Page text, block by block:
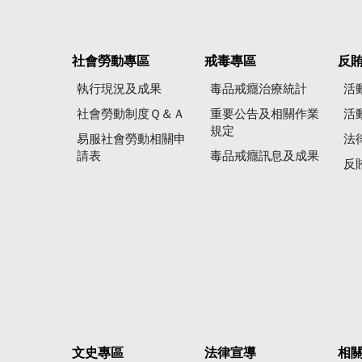
社會勞動專區
執行現況及成果
社會勞動制度Ｑ＆Ａ
易服社會勞動相關申
請表
戒毒專區
毒品戒癮治療統計
重要公告及相關作業
規定
毒品戒癮訊息及成果
反
活
活
法
反
文史專區 法律宣導 相